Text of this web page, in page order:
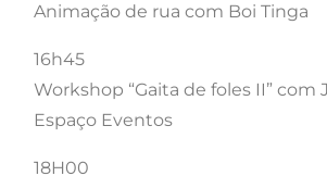
Animação de rua com Boi Tinga
16h45
Workshop “Gaita de foles II” com
Espaço Eventos
18H00